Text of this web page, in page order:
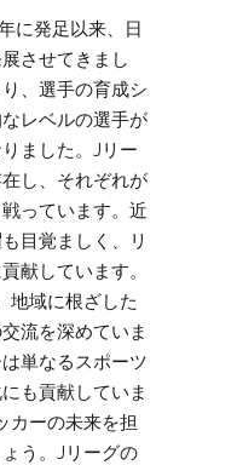
に発足以来、日
させてきまし
、選手の育成シ
レベルの選手が
ました。Jリー
し、それぞれが
っています。近
目覚ましく、リ
献しています。
地域に根ざした
流を深めていま
単なるスポーツ
も貢献していま
カーの未来を担
う。Jリーグの